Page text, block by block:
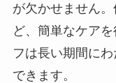
が欠かせません
ど、簡単なケア
フは長い期間に
できます。